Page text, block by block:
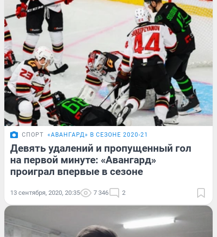
СПОРТ «АВАНГАРД» В СЕЗОНЕ 2020-21
Девять удалений и пропущенный гол
на первой минуте: «Авангард»
проиграл впервые в сезоне
13 сентября, 2020, 20:35 7 346 2